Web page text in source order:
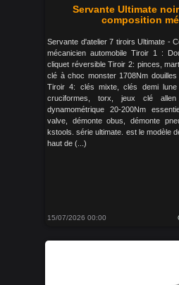
Servante Ultimate
composition
Servante d'atelier 7 tiroirs Ultimate -
mécanicien automobile Tiroir 1 :
cliquet réversible Tiroir 2: pinces,
clé à choc monster 1708Nm
Tiroir 4: clés mixte, clés demi lune
cruciformes, torx, jeux clé
dynamométrique 20-200Nm
valve, démonte obus, démonte
kstools. série ultimate. est le modèle
haut de (...)
15/07/2026 00:00